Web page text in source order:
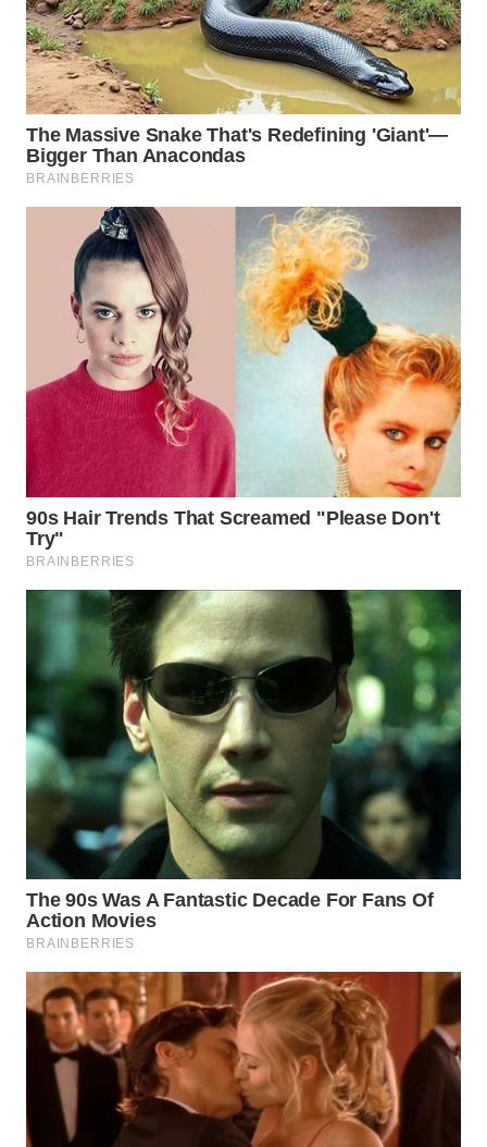
KALSEL
WN
KALTIM
WN
SULSEL
WN
GORONTALO
WN
SULUT
WN
MALUKU
WN
MALUT
WN
TOBA
WN
NIAS
WN
LANGKAT
WN
TAPANULI
SELATAN
WN
TANJUNG
LESUNG
WN
KARO